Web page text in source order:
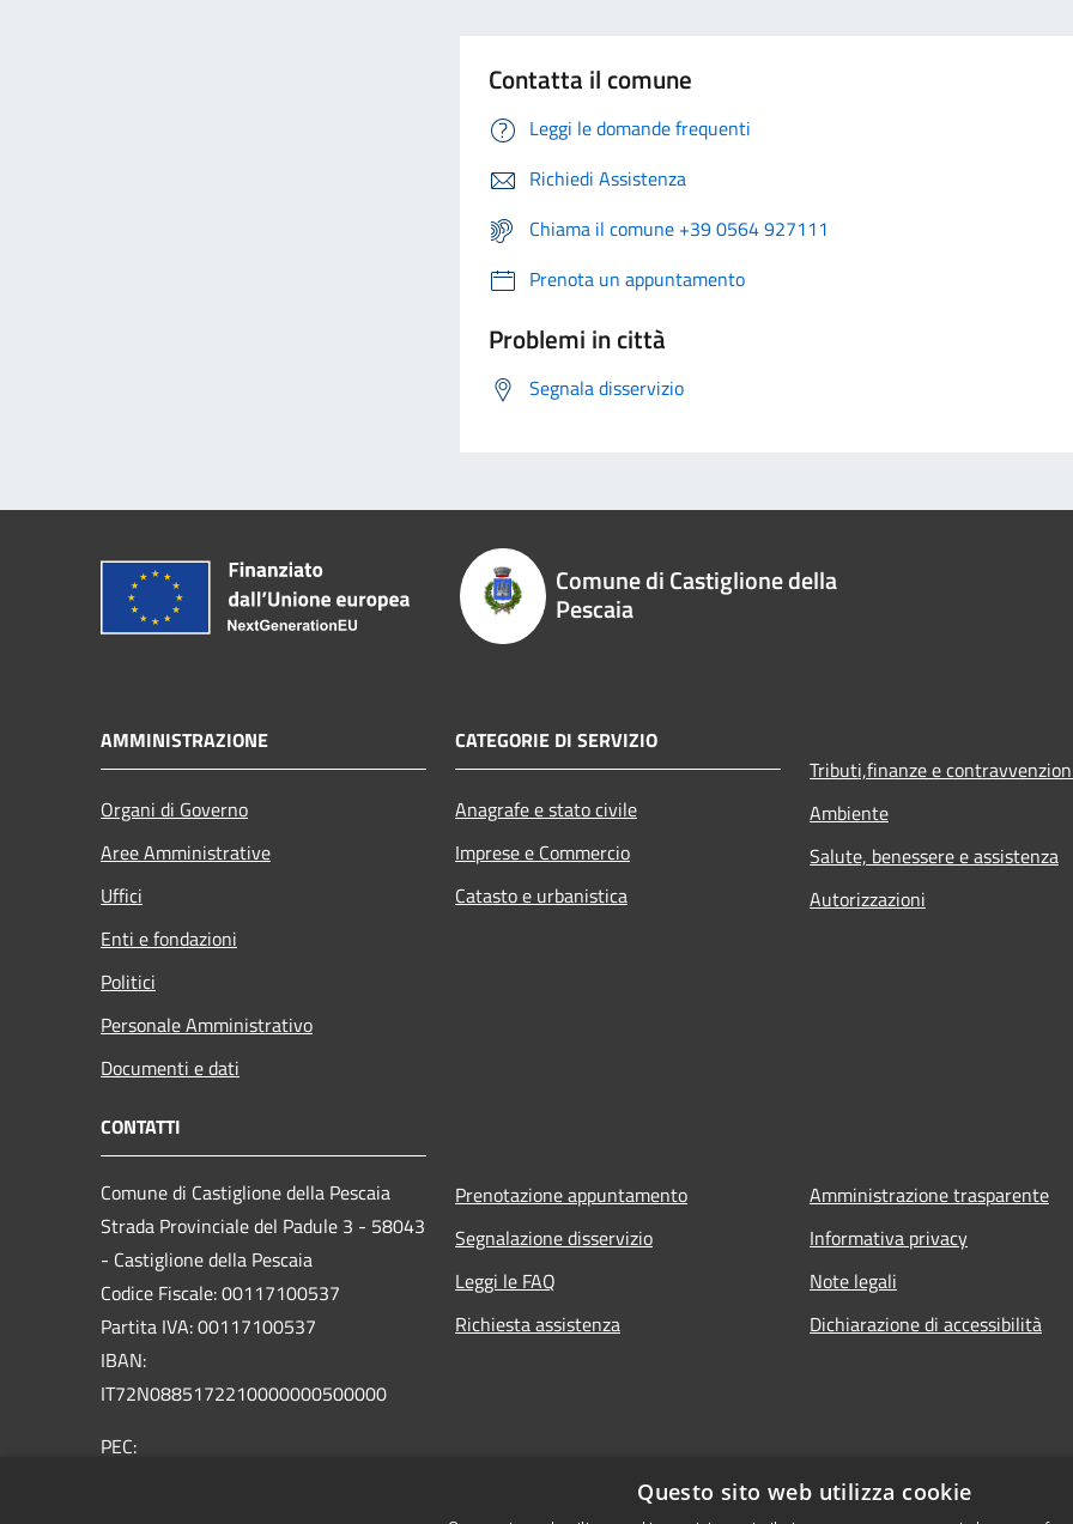
Contatta il comune
Leggi le domande frequenti
Richiedi Assistenza
Chiama il comune +39 0564 927111
Prenota un appuntamento
Problemi in città
Segnala disservizio
Comune di Castiglione della
Pescaia
AMMINISTRAZIONE
Organi di Governo
Aree Amministrative
Uffici
Enti e fondazioni
Politici
Personale Amministrativo
Documenti e dati
CATEGORIE DI SERVIZIO
Anagrafe e stato civile
Imprese e Commercio
Catasto e urbanistica
Tributi,finanze e
Ambiente
Salute, benessere e assistenza
Autorizzazioni
CONTATTI
Comune di Castiglione della Pescaia
Strada Provinciale del Padule 3 - 58043
- Castiglione della Pescaia
Codice Fiscale: 00117100537
Partita IVA: 00117100537
IBAN:
IT72N0885172210000000500000
PEC:
Prenotazione appuntamento
Segnalazione disservizio
Leggi le FAQ
Richiesta assistenza
Amministrazione trasparente
Informativa privacy
Note legali
Dichiarazione di accessibilità
Questo sito web utilizza cookie